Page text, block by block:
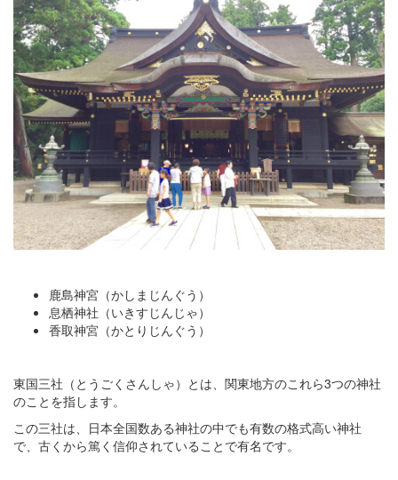
鹿島神宮（かしまじんぐう）
息栖神社（いきすじんじゃ）
香取神宮（かとりじんぐう）
東国三社（とうごくさんしゃ）とは、関東地方のこれら3つの神社
のことを指します。
この三社は、日本全国数ある神社の中でも有数の格式高い神社
で、古くから篤く信仰されていることで有名です。